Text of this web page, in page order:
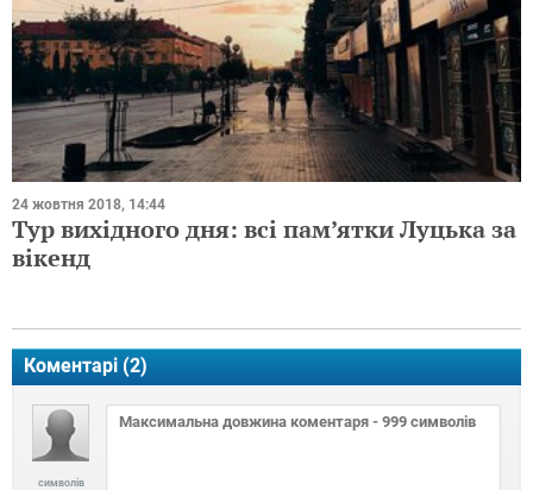
24 жовтня 2018, 14:44
Тур вихідного дня: всі пам’ятки Луцька за
вікенд
Коментарі (2)
символів